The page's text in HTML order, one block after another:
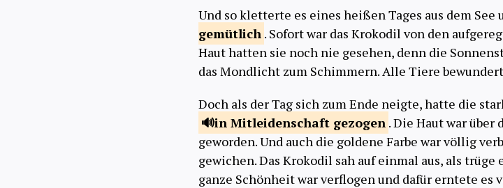
Und so kletterte es eines heißen Tages aus dem See
gemütlich . Sofort war das Krokodil von den
Haut hatten sie noch nie gesehen, denn die
das Mondlicht zum Schimmern. Alle Tiere
Doch als der Tag sich zum Ende neigte, hatte die
in Mitleidenschaft gezogen . Die Haut war
geworden. Und auch die goldene Farbe war völlig
gewichen. Das Krokodil sah auf einmal aus, als
ganze Schönheit war verflogen und dafür erntete es